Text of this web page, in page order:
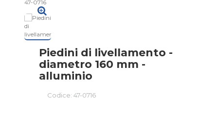
Piedini di livellamento -
diametro 160 mm -
alluminio
Codice: 47-0716